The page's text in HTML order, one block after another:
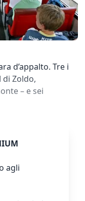
d’appalto. Tre i
di Zoldo,
– e sei
agli